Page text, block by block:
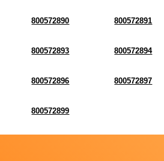
800572890 800572891
800572893 800572894
800572896 800572897
800572899